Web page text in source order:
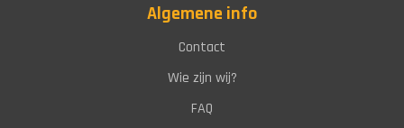
Algemene info
Contact
Wie zijn wij?
FAQ